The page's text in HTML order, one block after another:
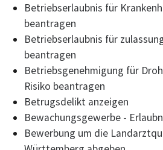
Betriebserlaubnis für
beantragen
Betriebserlaubnis für
beantragen
Betriebsgenehmigung für
Risiko beantragen
Betrugsdelikt anzeigen
Bewachungsgewerbe -
Bewerbung um die